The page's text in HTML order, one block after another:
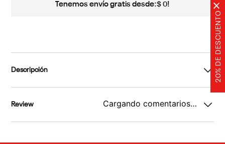
20% DE DESCUENTO
×
Tenemos envío gratis desde:$ 0!
Descripción
Review Cargando comentarios…